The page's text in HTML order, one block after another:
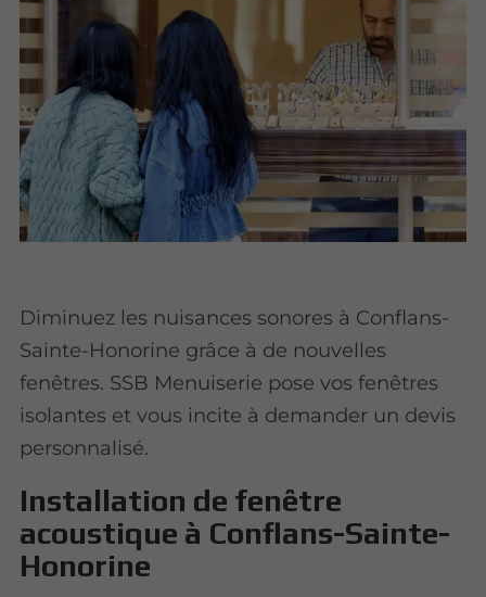
Diminuez les nuisances sonores à Conflans-
Sainte-Honorine grâce à de nouvelles
fenêtres. SSB Menuiserie pose vos fenêtres
isolantes et vous incite à demander un devis
personnalisé.
Installation de fenêtre
acoustique à Conflans-Sainte-
Honorine